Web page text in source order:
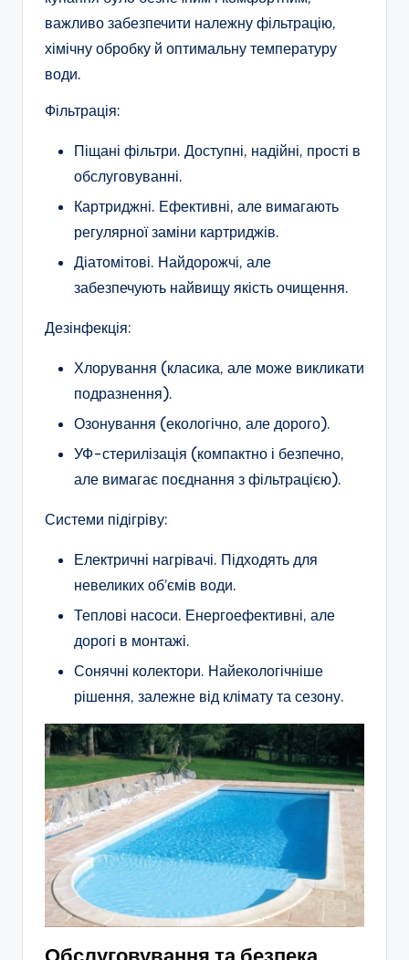
важливо забезпечити належну фільтрацію,
хімічну обробку й оптимальну температуру
води.
Фільтрація:
Піщані фільтри. Доступні, надійні, прості в
обслуговуванні.
Картриджні. Ефективні, але вимагають
регулярної заміни картриджів.
Діатомітові. Найдорожчі, але
забезпечують найвищу якість очищення.
Дезінфекція:
Хлорування (класика, але може викликати
подразнення).
Озонування (екологічно, але дорого).
УФ-стерилізація (компактно і безпечно,
але вимагає поєднання з фільтрацією).
Системи підігріву:
Електричні нагрівачі. Підходять для
невеликих об’ємів води.
Теплові насоси. Енергоефективні, але
дорогі в монтажі.
Сонячні колектори. Найекологічніше
рішення, залежне від клімату та сезону.